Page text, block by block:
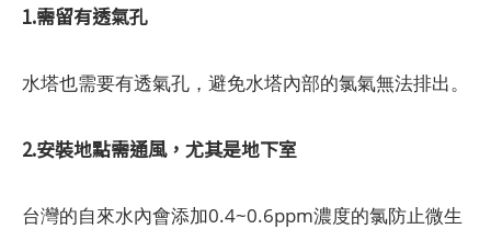
1.需留有透氣孔
水塔也需要有透氣孔，避免水塔內部的氯氣無法排出。
2.安裝地點需通風，尤其是地下室
台灣的自來水內會添加0.4~0.6ppm濃度的氯防止微生